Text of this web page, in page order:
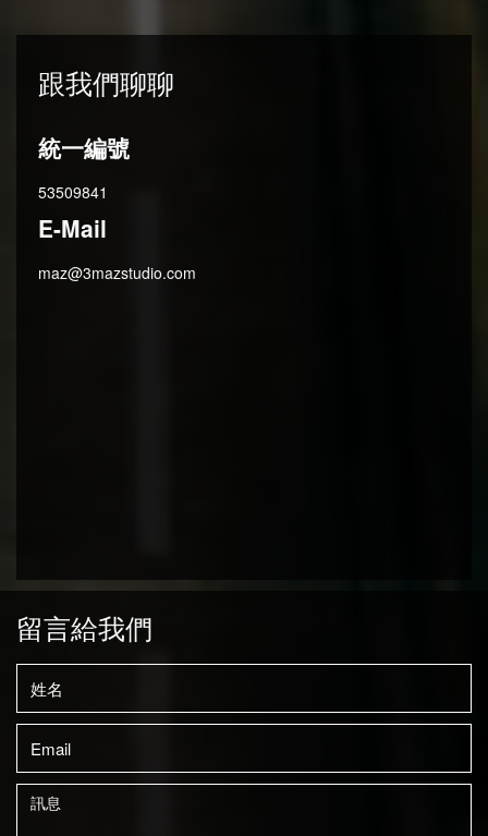
跟我們聊聊
統一編號
53509841
E-Mail
maz@3mazstudio.com
留言給我們